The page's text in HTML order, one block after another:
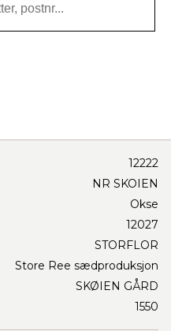
12222
NR SKOIEN
Okse
12027
STORFLOR
Store Ree sædproduksjon
SKØIEN GÅRD
1550